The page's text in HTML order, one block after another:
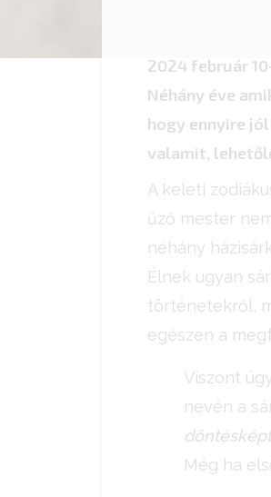
2024 február
Néhány éve
hogy ennyire
valamit,
A keleti
űző mester
néhány
Élnek ugyan
történetekről,
egészen a
Viszont
nevén a
Még ha